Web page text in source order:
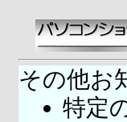
その他お
特定